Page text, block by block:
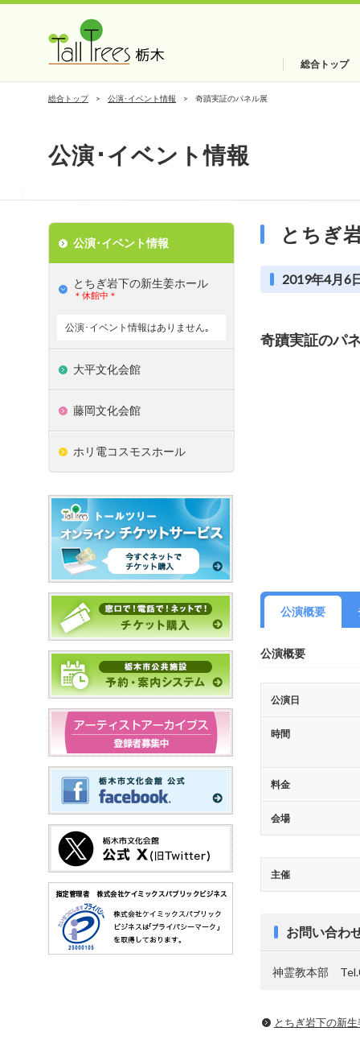
総合トップ
総合トップ 公演･イベント情報 奇蹟実証のパネル展
公演･イベント情報
とちぎ
2019年4月6
奇蹟実証のパ
公演概要
公演概要
公演日
時間
料金
会場
主催
お問い合わ
神霊教本部
とちぎ岩下の新
公演･イベント情報
とちぎ岩下の新⽣姜ホール
＊休館中＊
公演･イベント情報はありません｡
大平文化会館
藤岡文化会館
ホリ電コスモスホール